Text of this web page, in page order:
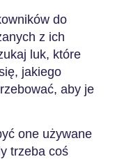
do
z ich
luk, które
jakiego
aby je
one używane
trzeba coś